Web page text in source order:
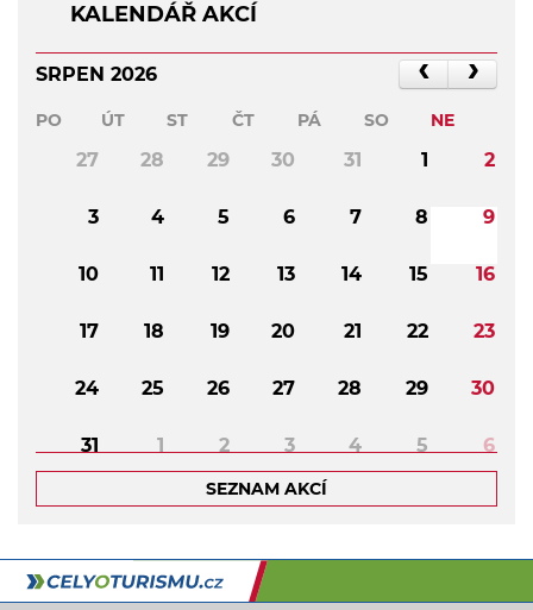
KALENDÁŘ AKCÍ
SRPEN 2026
PO ÚT ST ČT PÁ SO NE
27 28 29 30 31 1 2
3 4 5 6 7 8 9
10 11 12 13 14 15 16
17 18 19 20 21 22 23
24 25 26 27 28 29 30
31 1 2 3 4 5 6
SEZNAM AKCÍ